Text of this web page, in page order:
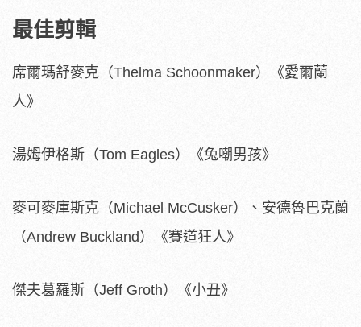
最佳剪輯
席爾瑪舒麥克（Thelma Schoonmaker）《愛爾蘭
人》
湯姆伊格斯（Tom Eagles）《兔嘲男孩》
麥可麥庫斯克（Michael McCusker）、安德魯巴克蘭
（Andrew Buckland）《賽道狂人》
傑夫葛羅斯（Jeff Groth）《小丑》